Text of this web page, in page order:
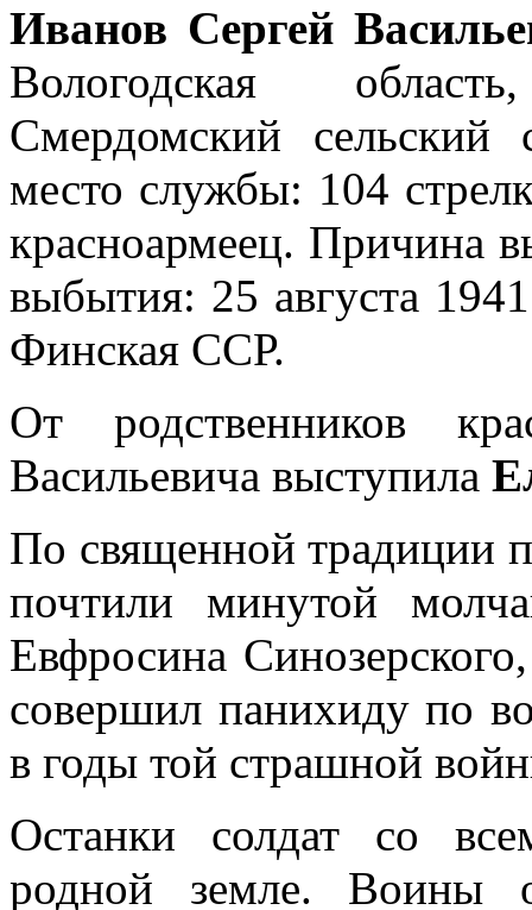
Иванов Сергей
Вологодская
Смердомский сельский
место службы: 104
красноармеец. Причина
выбытия: 25 августа
Финская ССР.
От родственников
Васильевича выступила
По священной традиции
почтили минутой
Евфросина
совершил панихиду по
в годы той страшной
Останки солдат со
родной земле. Воины